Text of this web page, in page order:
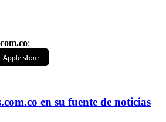
:
.com.co en su fuente de noticias